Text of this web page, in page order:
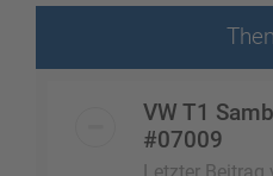
VW T1
#07009